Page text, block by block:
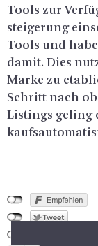
Tools zur
stei­ge­rung
Tools und
damit. Dies
Mar­ke zu
Schritt nach
Lis­tings ge­ling